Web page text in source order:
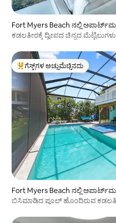
Fort Myers Beach ನಲ್ಲಿ
ಕಡಲತೀರಕ್ಕೆ ದ್ವೀಪದ ಚಿನ್ನದ
ಗೆಸ್ಟ್‌ಗಳಿಗೆ ಅತಿ ಹೆಚ್ಚು ಅಚ್ಚುಮೆಚ್ಚಿನದು
ಗೆಸ್ಟ್‌ಗಳ ಅಚ್ಚುಮೆಚ್ಚಿನದು
Fort Myers Beach ನಲ್ಲಿ
ಬಿಸಿಮಾಡಿದ ಪೂಲ್ ಹೊಂದಿರುವ